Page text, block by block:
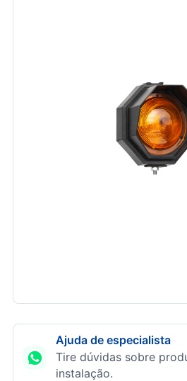
Ajuda de especialista
Tire dúvidas sobre
instalação.